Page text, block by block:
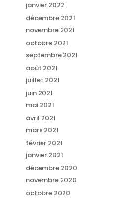
janvier 2022
décembre 2021
novembre 2021
octobre 2021
septembre 2021
août 2021
juillet 2021
juin 2021
mai 2021
avril 2021
mars 2021
février 2021
janvier 2021
décembre 2020
novembre 2020
octobre 2020